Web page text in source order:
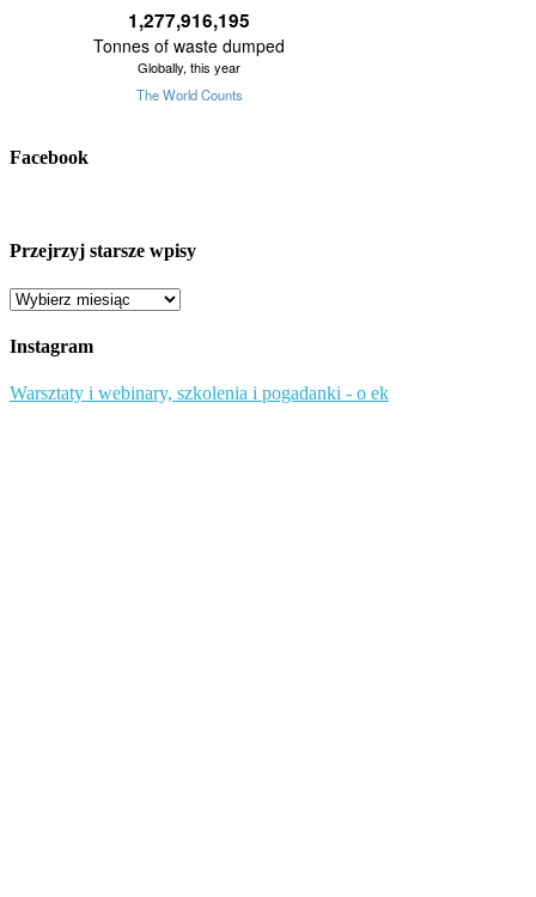
Facebook
Przejrzyj starsze wpisy
Przejrzyj
wpisy
Instagram
Warsztaty i webinary, szkolenia i pogadanki - o ek